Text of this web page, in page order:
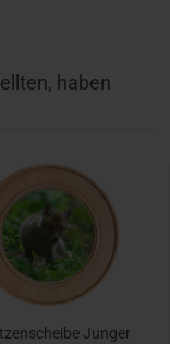
haben
Junger